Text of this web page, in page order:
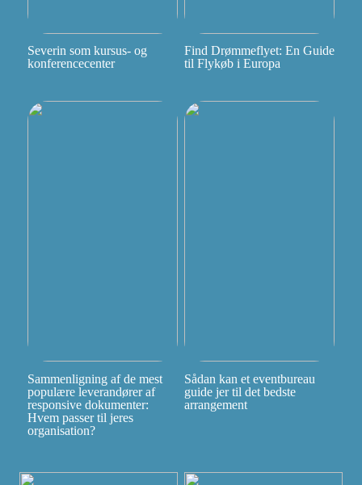
Severin som kursus- og
konferencecenter
Find Drømmeflyet: En Guide
til Flykøb i Europa
Sammenligning af de mest
populære leverandører af
responsive dokumenter:
Hvem passer til jeres
organisation?
Sådan kan et eventbureau
guide jer til det bedste
arrangement